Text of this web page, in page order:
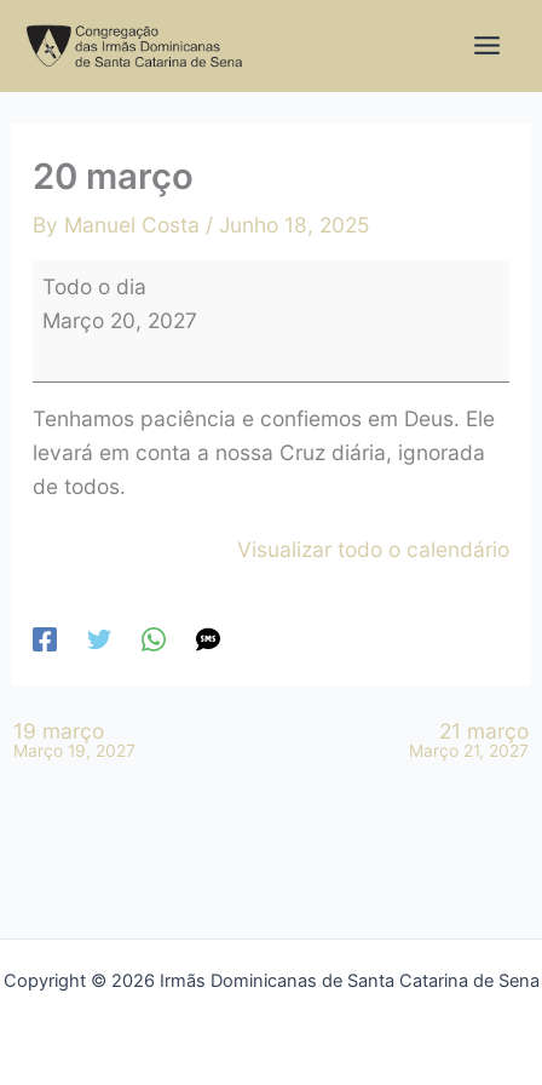
20 março
By Manuel Costa / Junho 18, 2025
março
Todo o dia
Março 20, 2027
Tenhamos paciência e confiemos em Deus. Ele
levará em conta a nossa Cruz diária, ignorada
de todos.
Visualizar todo o calendário
19 março
Março 19, 2027
21 março
Março 21, 2027
Copyright © 2026 Irmãs Dominicanas de Santa Catarina de Sena